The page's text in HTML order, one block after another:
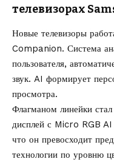
телевизорах
Новые телевизоры
Companion. Система
пользователя,
звук. AI формирует
просмотра.
Флагманом линейки
дисплей с Micro RGB
что он превосходит
технологии по уровню